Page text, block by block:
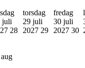
juli
28
torsdag
29 juli
2027 29
fredag
30 juli
2027 30